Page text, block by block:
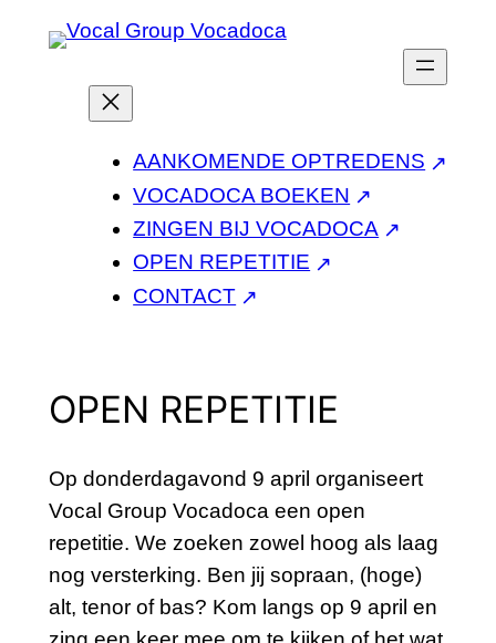
naar
AANKOMENDE OPTREDENS
VOCADOCA BOEKEN
ZINGEN BIJ VOCADOCA
OPEN REPETITIE
CONTACT
OPEN REPETITIE
Op donderdagavond 9 april organiseert
Vocal Group Vocadoca een open
repetitie. We zoeken zowel hoog als laag
nog versterking. Ben jij sopraan, (hoge)
alt, tenor of bas? Kom langs op 9 april en